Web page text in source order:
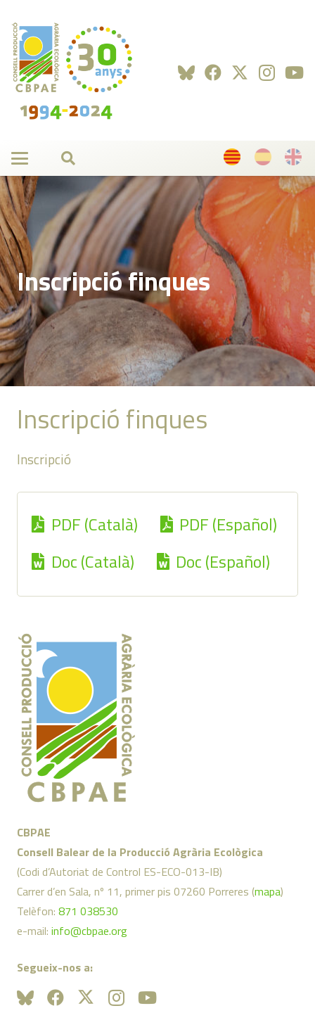
Inscripció finques
Inscripció finques
Inscripció
PDF (Català)
PDF (Español)
Doc (Català)
Doc (Español)
CBPAE
Consell Balear de la Producció Agrària Ecològica
(Codi d’Autoriat de Control ES-ECO-013-IB)
Carrer d’en Sala, nº 11, primer pis 07260 Porreres (mapa)
Telèfon: 871 038530
e-mail: info@cbpae.org
Segueix-nos a: